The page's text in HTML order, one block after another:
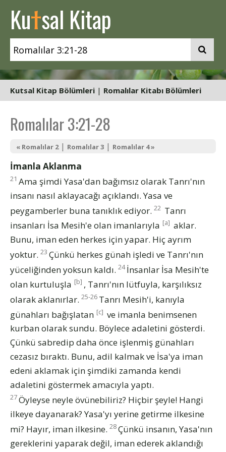
Kutsal Kitap
Kutsal Kitap Bölümleri | Romalılar Kitabı Bölümleri
Romalılar 3:21-28
« Romalılar 2| Romalılar 3 | Romalılar 4 »
İmanla Aklanma
21 Ama şimdi Yasa'dan bağımsız olarak Tanrı'nın
insanı nasıl aklayacağı açıklandı. Yasa ve
peygamberler buna tanıklık ediyor. 22 Tanrı
insanları İsa Mesih'e olan imanlarıyla [a] aklar.
Bunu, iman eden herkes için yapar. Hiç ayrım
yoktur. 23 Çünkü herkes günah işledi ve Tanrı'nın
yüceliğinden yoksun kaldı. 24 İnsanlar İsa Mesih'te
olan kurtuluşla [b] , Tanrı'nın lütfuyla, karşılıksız
olarak aklanırlar. 25-26 Tanrı Mesih'i, kanıyla
günahları bağışlatan [c] ve imanla benimsenen
kurban olarak sundu. Böylece adaletini gösterdi.
Çünkü sabredip daha önce işlenmiş günahları
cezasız bıraktı. Bunu, adil kalmak ve İsa'ya iman
edeni aklamak için şimdiki zamanda kendi
adaletini göstermek amacıyla yaptı.
27Öyleyse neyle övünebiliriz? Hiçbir şeyle! Hangi
ilkeye dayanarak? Yasa'yı yerine getirme ilkesine
mi? Hayır, iman ilkesine. 28Çünkü insanın, Yasa'nın
gereklerini yaparak değil, iman ederek aklandığı